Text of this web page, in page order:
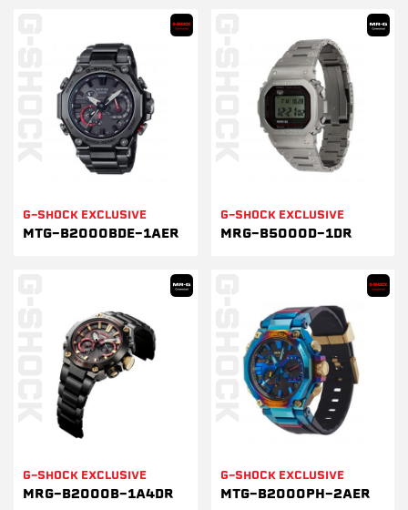
G-SHOCK EXCLUSIVE
MTG-B2000BDE-1AER
G-SHOCK EXCLUSIVE
MRG-B5000D-1DR
G-SHOCK EXCLUSIVE
MRG-B2000B-1A4DR
G-SHOCK EXCLUSIVE
MTG-B2000PH-2AER